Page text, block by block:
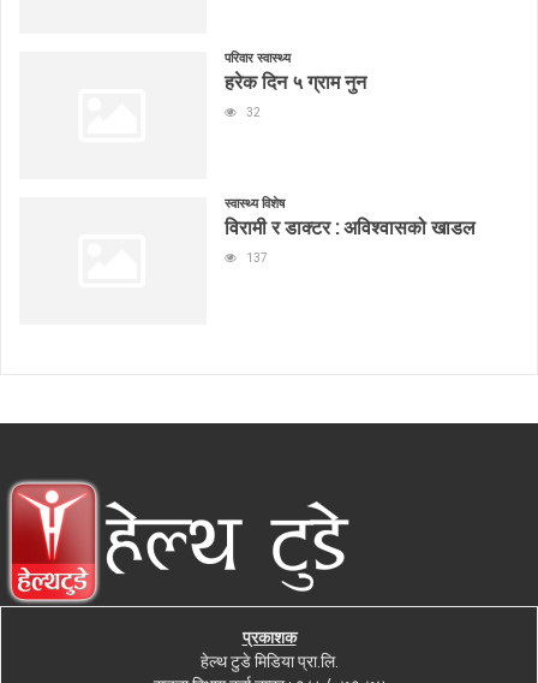
परिवार स्वास्थ्य
हरेक दिन ५ ग्राम नुन
32
स्वास्थ्य विशेष
विरामी र डाक्टर : अविश्वासको खाडल
137
प्रकाशक
हेल्थ टुडे मिडिया प्रा.लि.